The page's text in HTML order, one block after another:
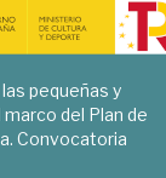
pequeñas y
del Plan de
Convocatoria